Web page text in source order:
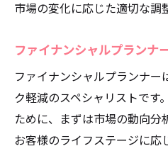
市場の変化に応じた適切な調
ファイナンシャルプランナ
ファイナンシャルプランナー
ク軽減のスペシャリストです
ために、まずは市場の動向分
お客様のライフステージに応